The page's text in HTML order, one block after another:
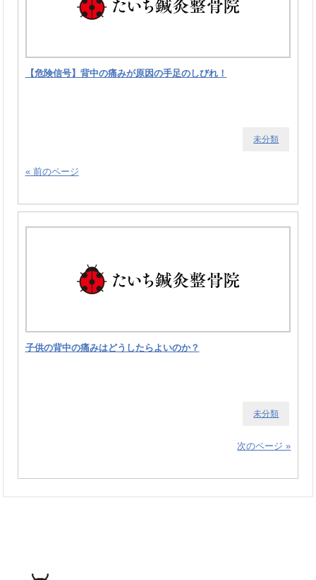
【危険信号】背中の痛みが原因の手足のしびれ！
未分類
« 前のページ
子供の背中の痛みはどうしたらよいのか？
未分類
次のページ »